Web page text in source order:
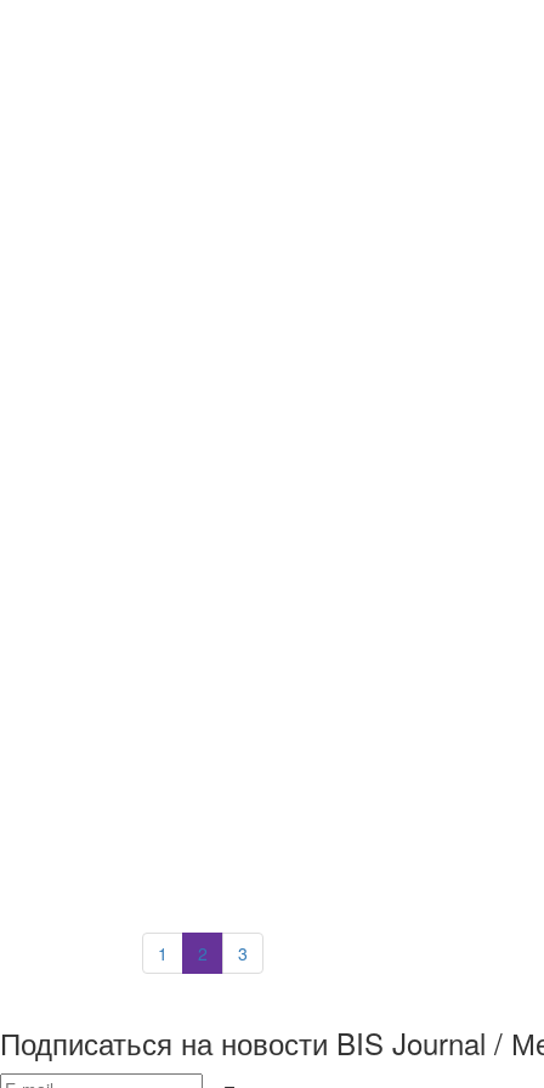
1 2 3
Подписаться на новости BIS Journal /